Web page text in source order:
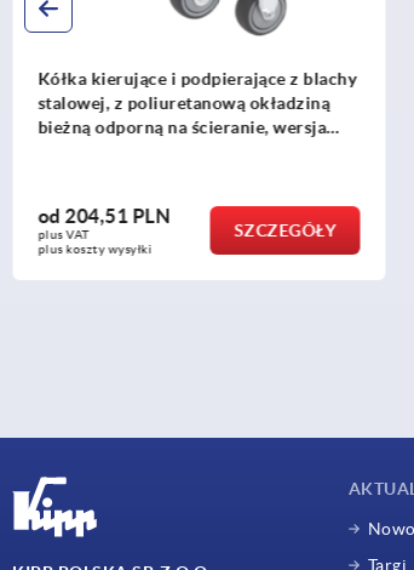
Kółka kierujące i podpierające z blachy
stalowej, z rolką poliamidową, wersja
ciężka - inch
od 492,34 PLN
plus VAT
plus koszty wysyłki
SZCZEGÓŁY
Targi